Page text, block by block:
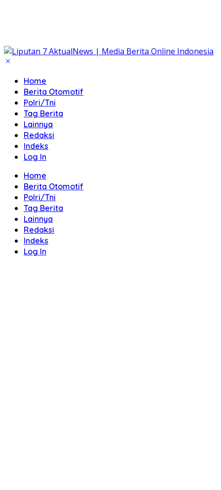
Home
Berita Otomotif
Polri/Tni
Tag Berita
Lainnya
Redaksi
Indeks
Log In
Home
Berita Otomotif
Polri/Tni
Tag Berita
Lainnya
Redaksi
Indeks
Log In